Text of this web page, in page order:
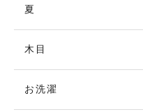
夏
木目
お洗濯